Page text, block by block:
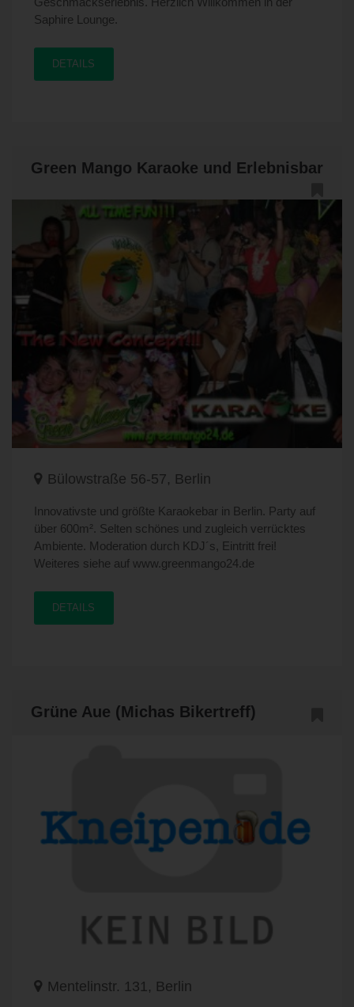
Saphire Lounge.
DETAILS
Green Mango Karaoke und Erlebnisbar
Bülowstraße 56-57, Berlin
Innovativste und größte Karaokebar in Berlin. Party auf
über 600m². Selten schönes und zugleich verrücktes
Ambiente. Moderation durch KDJ´s, Eintritt frei!
Weiteres siehe auf www.greenmango24.de
DETAILS
Grüne Aue (Michas Bikertreff)
Mentelinstr. 131, Berlin